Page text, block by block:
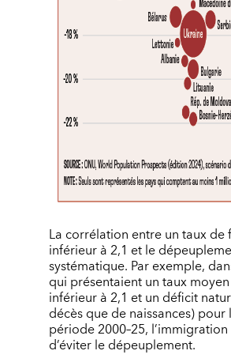
La corrélation entre un taux de
inférieur à 2,1 et le
systématique. Par exemple,
qui présentaient un taux
inférieur à 2,1 et un déficit
décès que de naissances) pour
période 2000–25,
d’éviter le dépeuplement.